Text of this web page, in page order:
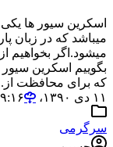
اسکرین سیور ها
میباشد که در زبان
میشود.اگر بخواهیم از
بگوییم اسکرین
که برای محافظت
۱۱ دی ۱۳۹۰،‏ ۱۹:۱۶
سرگرمی